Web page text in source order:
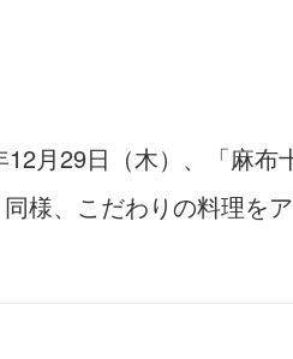
12月29日（木）、「麻
様、こだわりの料理を